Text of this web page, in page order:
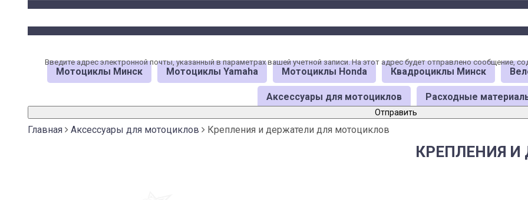
Введите адрес электронной почты, указанный в параметрах вашей учетной записи. На этот адрес будет отправлено сообщение,
Отправить
Мотоциклы Минск Мотоциклы Yamaha Мотоциклы Honda Квадроциклы Минск
Аксессуары для мотоциклов Расходные
Главная Аксессуары для мотоциклов Крепления и держатели для мотоциклов
КРЕПЛЕНИЯ